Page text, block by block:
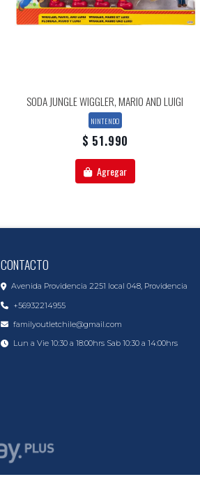
SODA JUNGLE WIGGLER, MARIO AND LUIGI
NINTENDO
$ 51.990
Agregar
CONTACTO
Avenida Providencia 2251 local 048, Providencia
+56932214955
familyoutletchile@gmail.com
Lun a Vie 10:30 a 18:00hrs Sab 10:30 a 14:00hrs